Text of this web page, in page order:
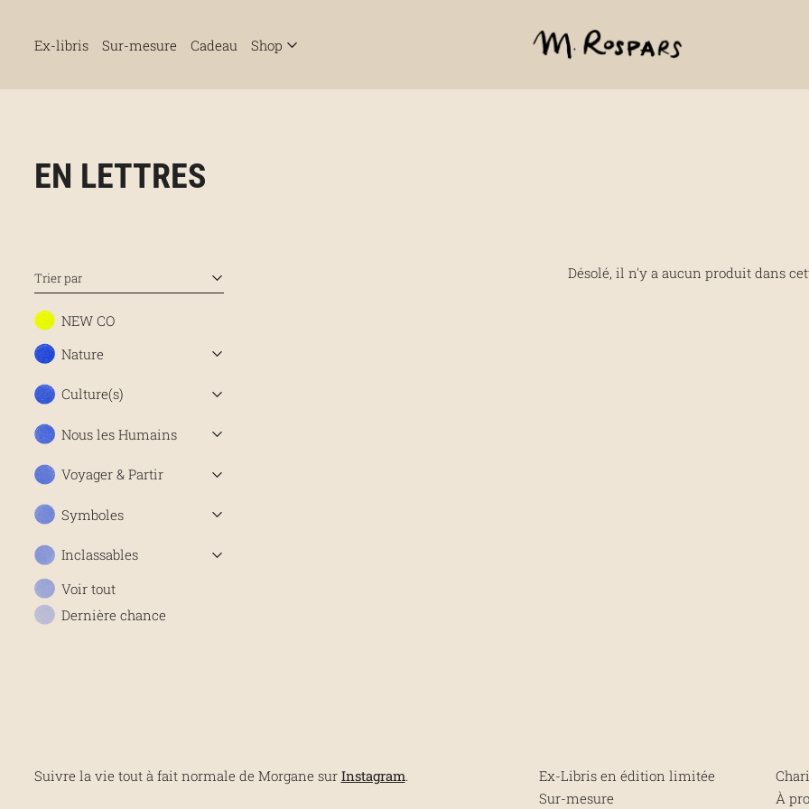
Ex-libris Sur-mesure Cadeau Shop
EN LETTRES
Trier par
NEW CO
Nature
Culture(s)
Nous les Humains
Voyager & Partir
Symboles
Inclassables
Voir tout
Dernière chance
Désolé, il n'y a aucun produit dans
Suivre la vie tout à fait normale de Morgane sur Instagram.
Ex-Libris en édition limitée
Sur-mesure
À